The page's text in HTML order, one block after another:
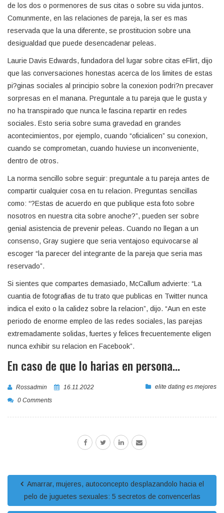
de los dos o pormenores de sus citas o sobre su vida juntos.
Comunmente, en las relaciones de pareja, la ser es mas
reservada que la una diferente, se prostitucion sobre una
desigualdad que puede desencadenar peleas.
Laurie Davis Edwards, fundadora del lugar sobre citas eFlirt, dijo
que las conversaciones honestas acerca de los limites de estas
pi?ginas sociales al principio sobre la conexion podri?n precaver
sorpresas en el manana. Preguntale a tu pareja que le gusta y
no ha transpirado que nunca le fascina repartir en redes
sociales. Esto seri­a sobre suma gravedad en grandes
acontecimientos, por ejemplo, cuando “oficialicen” su conexion,
cuando se comprometan, cuando huviese un inconveniente,
dentro de otros.
La norma sencillo sobre seguir: preguntale a tu pareja antes de
compartir cualquier cosa en tu relacion. Preguntas sencillas
como: “?Estas de acuerdo en que publique esta foto sobre
nosotros en nuestra cita sobre anoche?”, pueden ser sobre
genial asistencia de prevenir peleas. Cuando no llegan a un
consenso, Gray sugiere que seri­a ventajoso equivocarse al
escoger “la parecer del integrante de la pareja que seri­a mas
reservado”.
Si sientes que compartes demasiado, McCallum advierte: “La
cuanti­a de fotografias de tu trato que publicas en Twitter nunca
indica el exito o la calidez sobre la relacion”, dijo. “Aun en este
periodo de enorme empleo de las redes sociales, las parejas
extremadamente solidas, fuertes y felices frecuentemente eligen
nunca exhibir su relacion en Facebook”.
En caso de que lo harias en persona…
Rossadmin 16.11.2022
elite dating es mejores
0 Comments
Amarrar, mujeres, autoconcepto desplazandolo hacia el
pelo de juguetes sexuales: 5 secretos de convencerlas